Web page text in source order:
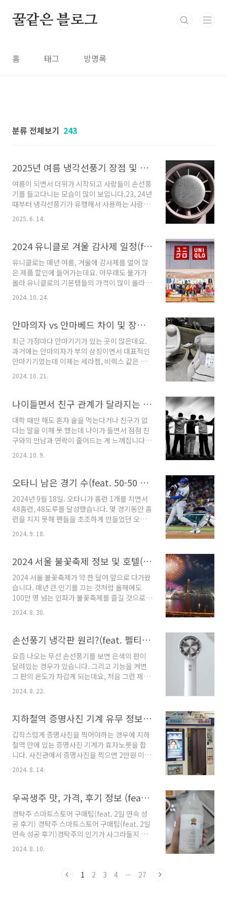
꿀같은 블로그
홈 태그 방명록
분류 전체보기 243
2025년 여름 냉각선풍기 장점 및 단점(feat. 사용후기)
여름이 되면서 더위가 시작되고 사람들이 손선풍
기를 들고다니는 모습이 많이 보입니다.23, 24년
때부터 냉각선풍기가 유행해서 사용하는 사람들
이 많이 보이는데요,이번 글에서는 직접 사용해
보면서 느낀 냉각선풍기의 장점과 단점을 알려드
이 나오는 날개 앞면에 은색의 쇠판이 달려있는
로 피부에 닿았을 때 차가운 효과를 보거나 바람
이 조금 더 차가워지는 효과를 볼 수 있습니다.손
선풍기 냉각판 원리?(feat. 펠티어 효과) 손선풍
기 냉각판 원리?(feat. 펠티어 효과)요즘 나오는
가 차갑게 되는데요, 처음 그런 제품을 쓰는..
2025. 6. 14.
2024 유니클로 겨울 감사제 일정(feat. 전년도 일정)
유니클로는 매년 여름, 겨울에 감사제를 열어 많
은 제품 할인에 들어가는데요. 아무래도 물가가
올라 유니클로의 기본템들의 가격이 많이 올라있
는 상태입니다. 후리스 같은 제품은 29,900원이
었지만 이제는 39,900원으로 1, 2년 전보다 30
옷을 많이 구매하게 되는데요. 아직 정확한 일정
비추어보아 2024년도 유니클로 겨울 감사제의
일정에 대해 예상해 보도록 하겠습니다. 전년
도 유니클로 감사제 일정 아래 표를 보시면 매년
겨울 감사제는 11월 중순부터 이어졌습니다. 짧
30일(7일간)2022년11월 18일..
2024. 10. 24.
안마의자 vs 안마베드 차이 및 장단점 (feat. 실제 경험 후기)
최근 가정마다 안마기기가 있는 곳이 많은데요.
과거에는 안마의자가 부의 상징이면서 대표적인
안마기기였는데 이제는 세라젬, 비렉스 같은 안
마베드가 많이 보급되고 있습니다. 그래서 안마
의자를 들일지, 안마베드를 들일지 고민하는 분
합니다. 안마의자와 안마베드 차이 이 두 제
품의 차이는 이름 그대로입니다. 앉아서 안마를
받는 안마의자와 누워서 받는 안마베드인데요.
예전에는 안마베드에서 주로 롤링기능만 있었는
데 이제는 두드림, 손날모드 등 두 기기의 마사지
기능은 거의 흡사합니다. 그리고 안마의자의 경
를 착용하거나 배 위에 온열기를 올리기도 합니
다. 안마..
2024. 10. 21.
나이들면서 친구 관계가 달라지는 이유?(feat. 결혼, 출산 후 친구)
대학 때만 해도 혼자 술을 먹는다거나 친구가 없
다는 말을 이해 못 했는데 나이가 들면서 점점 친
구와의 만남과 연락이 줄어드는 게 느껴집니다.
기를 해보면 확실히 예전처럼 친구와의 만남이
가 들면서 친구와의 관계가 소원해지는 것일까
요?이번 글에서는 제가 생각하는 나이가 들면서
바뀌는 친구관계에 대해 써보려합니다. 결혼,
출산 아무래도 나이가 들면서 친구와 멀어지는
이유 중 하나가 결혼인 듯합니다. 결혼을 하게 되
면 배우자라는 가장 친한 친구가 생기게 되는 것
됩니다. 그리고 결정적으로 친구와의 만남이 줄
어드는..
2024. 10. 9.
오타니 남은 경기 수(feat. 50-50 가능할까?)
2024년 9월 18일. 오타니가 홈런 1개를 치면서
48홈런, 48도루를 달성했습니다. 몇 경기동안 홈
런을 치지 못해 팬들을 초조하게 만들었던 오타
가고 있는데요. 이번글에서는 MLB 경기수와 함
수 있을지에 대해 알려드리겠습니다. MLB 총
경기 수 2024MLB 정규리그는 2024년 3월 20
일부터 9월 29일까지 진행됩니다. 약 6개월간의
대장정으로 한 팀당 162경기를 치루게 됩니다.
국내 프로야구의 경우 144경기를 치루는데, 이보
다 18경기가 더 많습니다. LA다저스 남은 경
2024. 9. 18.
2024 서울 불꽃축제 정보 및 호텔(feat. 직관 호텔 예약)
2024 서울 불꽃축제가 약 한 달여 앞으로 다가왔
습니다. 매년 큰 인기를 끄는 것처럼 올해에도
100만 명 넘는 인파가 불꽃축제를 즐길 것으로
예상되고 있습니다. 하지만 한강이나 여러 야외
장소에서 불꽃축제를 보다 보면 너무 많은 인파
번 글에서는 2024 서울 불꽃축제에 대한 정보와
리겠습니다. 그리고 그 호텔들의 예약방법에 대
해서도 알려드릴테니 필요하신 분은 미리 예약하
는 것도 좋을 듯합니다. 2024 서울 불꽃축제
정보 2024년 서울 불꽃축제는 10월 5일 토요일
기기에 딱 좋은 시기입니다. 작년기..
2024. 8. 30.
손선풍기 냉각판 원리?(feat. 펠티어 효과)
요즘 나오는 무선 손선풍기를 보면 은색의 판이
달려있는 경우가 있습니다. 그리고 기능을 켜면
그 판의 온도가 차갑게 되는데요, 처음 그런 제품
을 쓰는 사람은 얼음을 만지는 것과 같이 차가워
놀라기도 합니다. 전기저항을 이용해 온열판을
을 만들 수 있는 걸까요? 냉매제가 들어있지도 않
드리겠습니다. 펠티어 효과란? 냉각을 만드
는 장치는 펠티어 효과를 이용한 것인데요. 1834
년 프랑스 물리학자 장 샤를 펠티어에 의해 발견
된 현상으로, 서로 다른 두 종류의 반도체 물질에
어 온도가 상승하고, 반대쪽에서는 열이 방출..
2024. 8. 22.
지하철역 증명사진 기계 유무 정보 (feat. 강남역 즉석사진기계)
갑작스럽게 증명사진을 찍어야하는 경우에 지하
철역 안에 있는 증명사진 기계가 효자노릇을 합
니다. 사진관에서 증명사진을 찍으면 2만원 이상
을 줘야하는데 기계로 찍을 경우에는 1만원에 불
과해 경제적 부담도 덜합니다. 이번 글에서는
는 방법에 대해 알려드리겠습니다. 역사별 증
명사진 기계 설치 유무 서울교통공사 공식홈페
이지에서는 다양한 무인편의기기 정보를 알려주
고있습니다. 그 중에서 사진기기와 관련된 정보
도 있는데요, 호선을 선택하면 전 역사에 기기가
있는지 확인할 수 있습니다. 거의 대부분의 역
2024. 8. 14.
우곡생주 맛, 가격, 후기 정보 (feat. 경탁주 대안?)
경탁주 스마트스토어 구매팁(feat. 2일 연속 성
공 후기) 경탁주 스마트스토어 구매팁(feat. 2일
연속 성공 후기)경탁주의 인기가 사그라들지 않
해서 2월 22일 첫 출시일부터 화제였는데, 4개월
다. 경탁주는 평www.likeggul.com 경탁주
2024. 8. 10.
1 2 3 4 ··· 27